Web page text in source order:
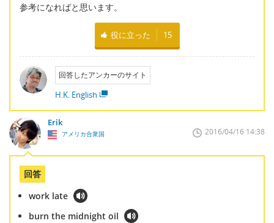
参考になればと思います。
役に立った 15
回答したアンカーのサイト
H.K. English
Erik
アメリカ合衆国 2016/04/16 14:38
回答
work late
burn the midnight oil